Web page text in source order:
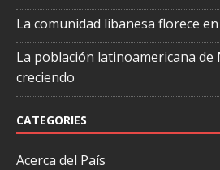
La comunidad libanesa florece
La población latinoamericana de
creciendo
CATEGORIES
Acerca del País